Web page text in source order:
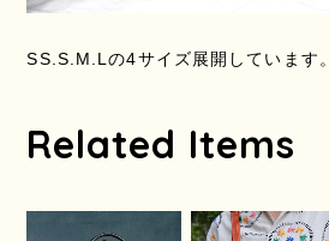
SS.S.M.Lの4サイズ展開しています。
Related Items